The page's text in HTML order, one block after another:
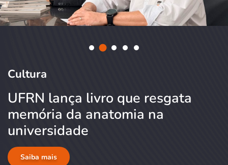
Cultura
UFRN lança livro que resgata
memória da anatomia na
universidade
Saiba mais